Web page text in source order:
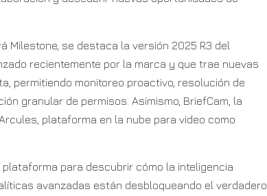
Milestone, se destaca la versión 2025 R3 del
recientemente por la marca y que trae nuevas
permitiendo monitoreo proactivo, resolución de
granular de permisos. Asimismo, BriefCam, la
plataforma en la nube para video como
plataforma para descubrir cómo la inteligencia
avanzadas están desbloqueando el verdadero